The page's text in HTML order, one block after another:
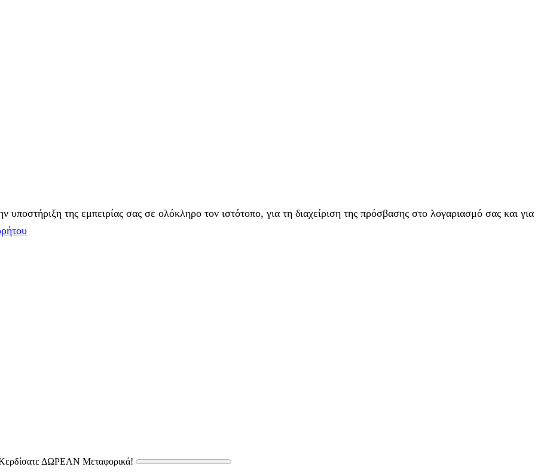
της εμπειρίας σας σε ολόκληρο τον ιστότοπο, για τη διαχείριση της πρόσβασης στο λογαριασμό σας και για
Κερδίσατε ΔΩΡΕΑΝ Μεταφορικά!